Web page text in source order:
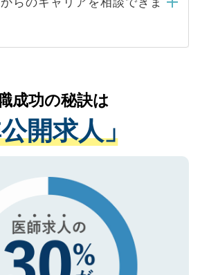
介会社に依頼するケースが増え
ャリアアップおよび転職活動の
に使用いたします。お預かりし
の個人データはご本人の許可
報の取り扱いについての厳密な
満たした事業者のみに付与され
バシーマークを取得済みです。
持に関してもご安心ください。
、現在の医療機関の状況や紹介
えながら、適切なアドバイスを
だきます。すぐにご転職をされ
、長期的なサポートが可能です
ご登録ください。
成功の秘訣は
開求人」